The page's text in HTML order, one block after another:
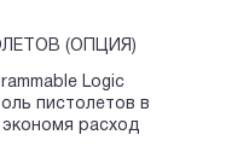
(ОПЦИЯ)
Logic
пистолетов в
экономя расход